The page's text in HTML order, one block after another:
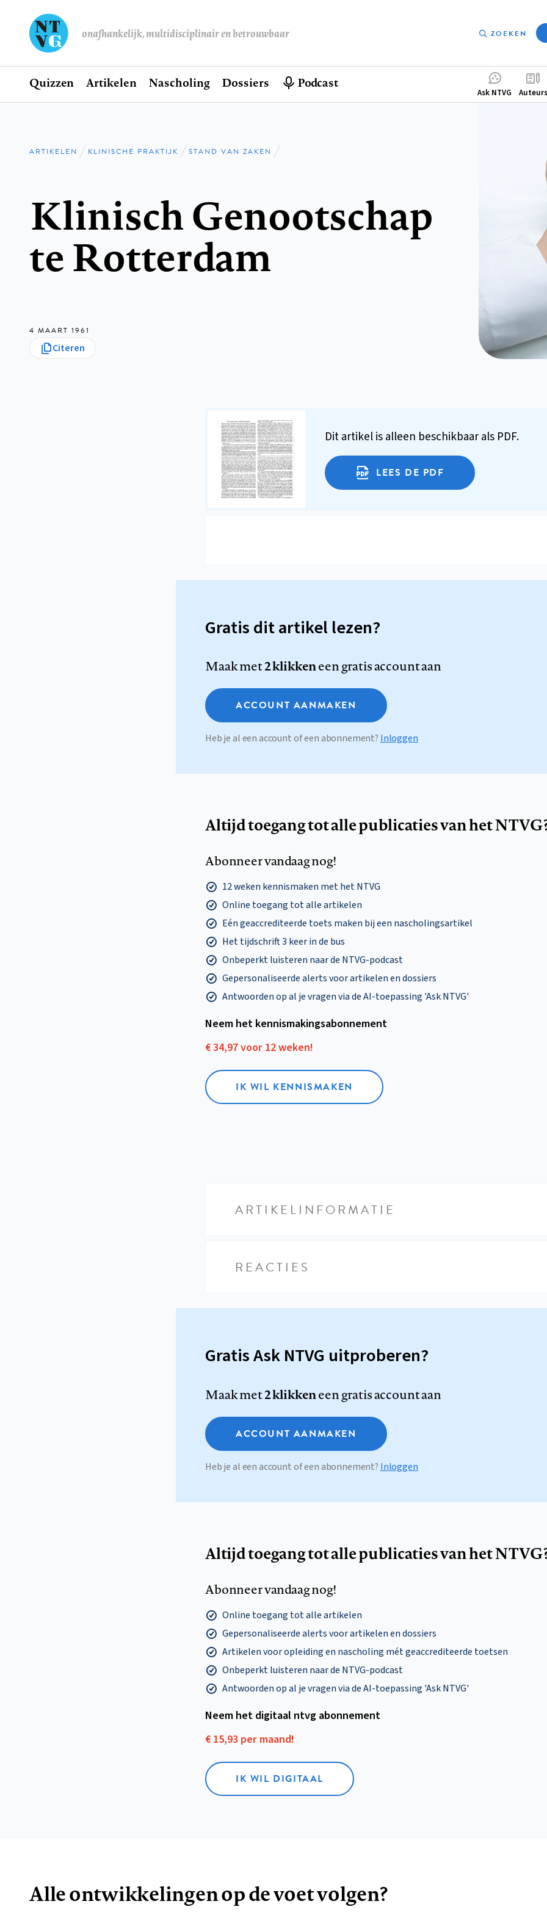
onafhankelijk, multidisciplinair en betrouwbaar ZOEKEN
Hoofdnavigatie
Home
Quizzen Artikelen Nascholing Dossiers Podcast
Ask NTVG Auteurs
Kruimelpad
ARTIKELEN KLINISCHE PRAKTIJK STAND VAN ZAKEN
Klinisch Genootschap
te Rotterdam
4 MAART 1961
Citeren
Dit artikel is alleen beschikbaar als PDF.
LEES DE PDF
Gratis dit artikel lezen?
Maak met2 klikkeneen gratis account aan
ACCOUNT AANMAKEN
Heb je al een account of een abonnement? Inloggen
Altijd toegang tot alle publicaties van het
Abonneer vandaag nog!
12 weken kennismaken met het NTVG
Online toegang tot alle artikelen
Eén geaccrediteerde toets maken bij een nascholingsartikel
Het tijdschrift 3 keer in de bus
Onbeperkt luisteren naar de NTVG-podcast
Gepersonaliseerde alerts voor artikelen en dossiers
Antwoorden op al je vragen via de AI-toepassing 'Ask NTVG'
Neem het kennismakings­abonnement
€ 34,97 voor 12 weken!
IK WIL KENNISMAKEN
ARTIKELINFORMATIE
REACTIES
Gratis Ask NTVG uitproberen?
Maak met2 klikkeneen gratis account aan
ACCOUNT AANMAKEN
Heb je al een account of een abonnement? Inloggen
Altijd toegang tot alle publicaties van het
Abonneer vandaag nog!
Online toegang tot alle artikelen
Gepersonaliseerde alerts voor artikelen en dossiers
Artikelen voor opleiding en nascholing mét geaccrediteerde toetsen
Onbeperkt luisteren naar de NTVG-podcast
Antwoorden op al je vragen via de AI-toepassing 'Ask NTVG'
Neem het digitaal ntvg abonnement
€ 15,93 per maand!
IK WIL DIGITAAL
Alle ontwikkelingen op de voet volgen?